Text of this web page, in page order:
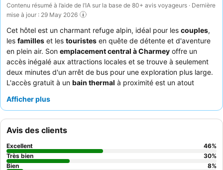
Contenu résumé à l’aide de l’IA sur la base de 80+ avis voyageurs · Dernière
mise à jour : 29 May 2026
Cet hôtel est un charmant refuge alpin, idéal pour les couples,
les familles et les touristes en quête de détente et d'aventure
en plein air. Son emplacement central à Charmey offre un
accès inégalé aux attractions locales et se trouve à seulement
deux minutes d'un arrêt de bus pour une exploration plus large.
L'accès gratuit à un bain thermal à proximité est un atout
journée d'activités. Les clients louent constamment le
composé de pain frais et de spécialités régionales. Pour une
expérience optimale, pensez à réserver une chambre avec un
balconpour profiter de vues pittoresques sur les montagnes.
Afficher plus
Avis des clients
Excellent 46%
Très bien
30%
Bien
8%